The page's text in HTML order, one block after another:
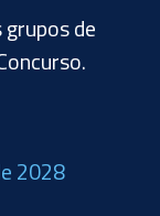
de
2028